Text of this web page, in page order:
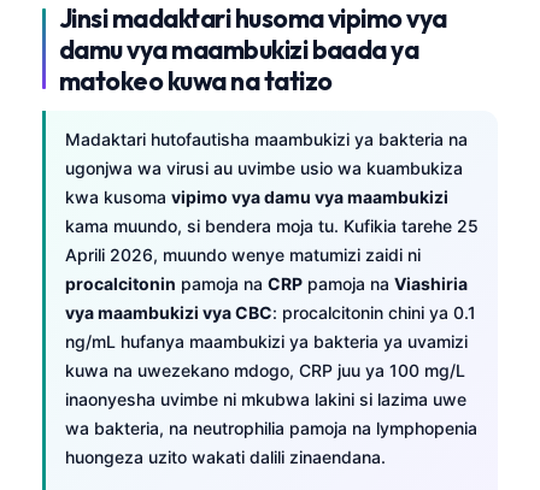
Jinsi madaktari husoma vipimo vya
damu vya maambukizi baada ya
matokeo kuwa na tatizo
Madaktari hutofautisha maambukizi ya bakteria na
ugonjwa wa virusi au uvimbe usio wa kuambukiza
kwa kusoma vipimo vya damu vya maambukizi
kama muundo, si bendera moja tu. Kufikia tarehe 25
Aprili 2026, muundo wenye matumizi zaidi ni
procalcitonin pamoja na CRP pamoja na Viashiria
vya maambukizi vya CBC: procalcitonin chini ya 0.1
ng/mL hufanya maambukizi ya bakteria ya uvamizi
kuwa na uwezekano mdogo, CRP juu ya 100 mg/L
inaonyesha uvimbe ni mkubwa lakini si lazima uwe
wa bakteria, na neutrophilia pamoja na lymphopenia
huongeza uzito wakati dalili zinaendana.